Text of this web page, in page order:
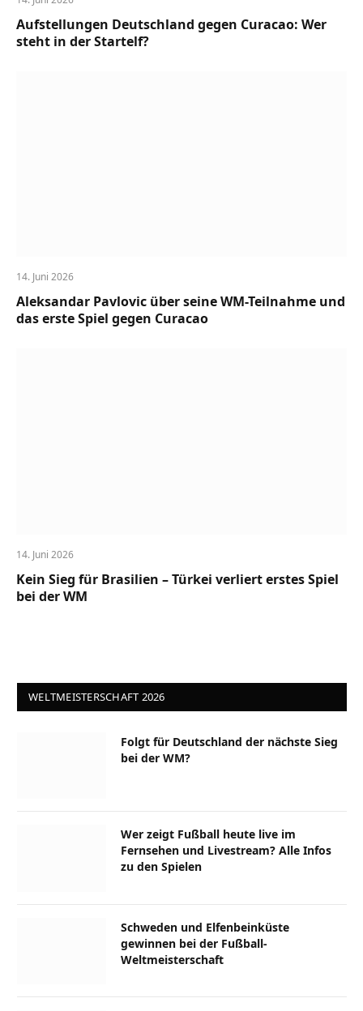
Aufstellungen Deutschland gegen Curacao: Wer
steht in der Startelf?
14. Juni 2026
Aleksandar Pavlovic über seine WM-Teilnahme und
das erste Spiel gegen Curacao
14. Juni 2026
Kein Sieg für Brasilien – Türkei verliert erstes Spiel
bei der WM
WELTMEISTERSCHAFT 2026
Folgt für Deutschland der nächste Sieg
bei der WM?
Wer zeigt Fußball heute live im
Fernsehen und Livestream? Alle Infos
zu den Spielen
Schweden und Elfenbeinküste
gewinnen bei der Fußball-
Weltmeisterschaft